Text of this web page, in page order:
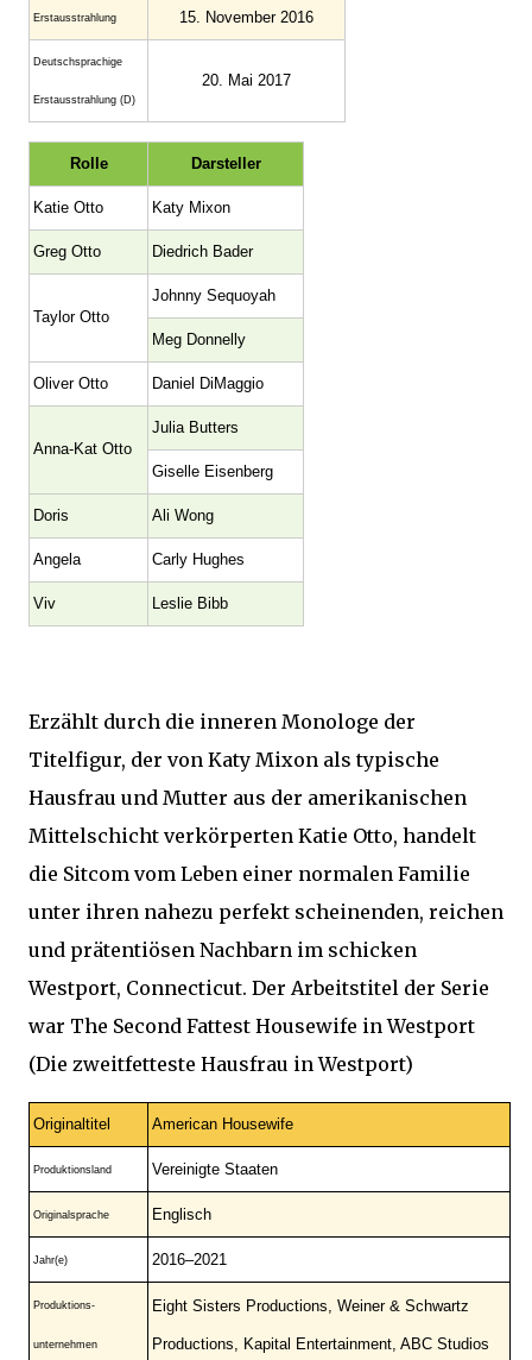
Erstausstrahlung 15. November 2016
Deutschsprachige
Erstausstrahlung (D)
20. Mai 2017
Rolle Darsteller
Katie Otto Katy Mixon
Greg Otto Diedrich Bader
Taylor Otto
Johnny Sequoyah
Meg Donnelly
Oliver Otto Daniel DiMaggio
Anna-Kat Otto
Julia Butters
Giselle Eisenberg
Doris Ali Wong
Angela Carly Hughes
Viv Leslie Bibb
Erzählt durch die inneren Monologe der
Titelfigur, der von Katy Mixon als typische
Hausfrau und Mutter aus der amerikanischen
Mittelschicht verkörperten Katie Otto, handelt
die Sitcom vom Leben einer normalen Familie
unter ihren nahezu perfekt scheinenden, reichen
und prätentiösen Nachbarn im schicken
Westport, Connecticut. Der Arbeitstitel der Serie
war The Second Fattest Housewife in Westport
(Die zweitfetteste Hausfrau in Westport)
Originaltitel American Housewife
Produktionsland Vereinigte Staaten
Originalsprache Englisch
Jahr(e) 2016–2021
Produktions-
unternehmen
Eight Sisters Productions, Weiner & Schwartz
Productions, Kapital Entertainment, ABC Studios